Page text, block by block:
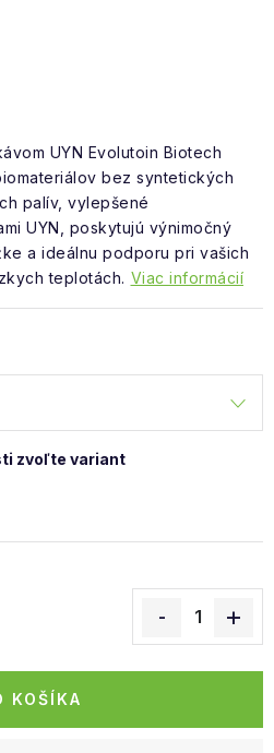
UYN Evolutoin Biotech
bez syntetických
palív, vylepšené
UYN, poskytujú výnimočný
a ideálnu podporu pri vašich
teplotách. Viac informácií
KOŠÍKA